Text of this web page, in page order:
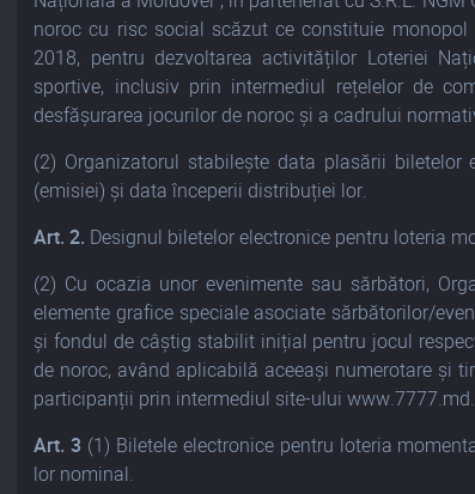
noroc cu risc social scăzut ce constituie
2018, pentru dezvoltarea activităților Loteriei
sportive, inclusiv prin intermediul rețelelor de
desfășurarea jocurilor de noroc și a cadrului
(2) Organizatorul stabilește data plasării biletelor
(emisiei) și data începerii distribuției lor.
Art. 2. Designul biletelor electronice pentru loteria
(2) Cu ocazia unor evenimente sau sărbători,
elemente grafice speciale asociate sărbătorilor/
și fondul de câștig stabilit inițial pentru jocul
de noroc, având aplicabilă aceeași numerotare și
participanții prin intermediul site-ului www.7777.md.
Art. 3 (1) Biletele electronice pentru loteria
lor nominal.